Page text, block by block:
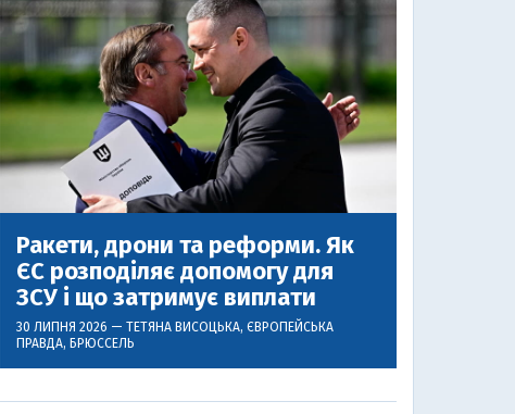
Ракети, дрони та реформи. Як
ЄС розподіляє допомогу для
ЗСУ і що затримує виплати
30 ЛИПНЯ 2026 — ТЕТЯНА ВИСОЦЬКА, ЄВРОПЕЙСЬКА
ПРАВДА, БРЮССЕЛЬ